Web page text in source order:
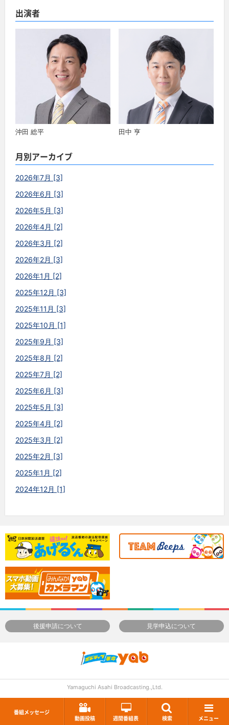
番組メッセージ
動画投稿
週間番組表 検索 メニュー
出演者
沖田 総平 田中 亨
月別アーカイブ
2026年7月 [3]
2026年6月 [3]
2026年5月 [3]
2026年4月 [2]
2026年3月 [2]
2026年2月 [3]
2026年1月 [2]
2025年12月 [3]
2025年11月 [3]
2025年10月 [1]
2025年9月 [3]
2025年8月 [2]
2025年7月 [2]
2025年6月 [3]
2025年5月 [3]
2025年4月 [2]
2025年3月 [2]
2025年2月 [3]
2025年1月 [2]
2024年12月 [1]
後援申請について 見学申込について
Yamaguchi Asahi Broadcasting.,Ltd.